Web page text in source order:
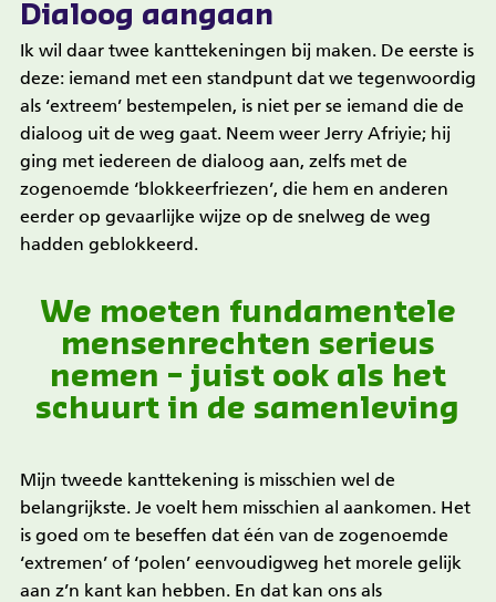
Dialoog aangaan
Ik wil daar twee kanttekeningen bij maken. De eerste is
deze: iemand met een standpunt dat we tegenwoordig
als ‘extreem’ bestempelen, is niet per se iemand die de
dialoog uit de weg gaat. Neem weer Jerry Afriyie; hij
ging met iedereen de dialoog aan, zelfs met de
zogenoemde ‘blokkeerfriezen’, die hem en anderen
eerder op gevaarlijke wijze op de snelweg de weg
hadden geblokkeerd.
We moeten fundamentele
mensenrechten serieus
nemen – juist ook als het
schuurt in de samenleving
Mijn tweede kanttekening is misschien wel de
belangrijkste. Je voelt hem misschien al aankomen. Het
is goed om te beseffen dat één van de zogenoemde
‘extremen’ of ‘polen’ eenvoudigweg het morele gelijk
aan z’n kant kan hebben. En dat kan ons als